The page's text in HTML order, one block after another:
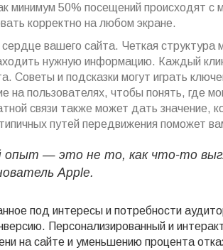
минимум 50% посещений происходят
корректно на любом экране.
вашего сайта. Четкая структура
нужную информацию. Каждый
Советы и подсказки могут играть
на пользователях, чтобы понять, где
связи также может дать значение,
путей передвижения поможет
опыт — это не то, как что-то
Apple.
под интересы и потребности
Персонализированный и
на сайте и уменьшению процента